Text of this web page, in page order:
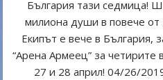
България тази седмица!
милиона души в повече от
Екипът е вече в България,
“Арена Армеец” за
27 и 28 април! 04/26/